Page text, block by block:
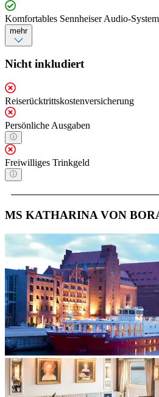
Komfortables Sennheiser Audio-
mehr
Nicht inkludiert
Reiserücktrittskostenversicherung
Persönliche Ausgaben
Freiwilliges Trinkgeld
MS KATHARINA VON